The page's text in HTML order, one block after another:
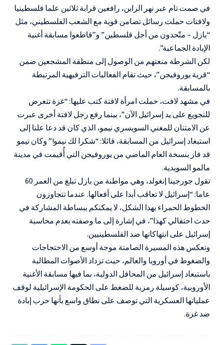
في صمت تام عبر نهر الراين، رافعين قرابة ثلاثين علما فلسطينيا
ولافتات حملت رسائل تضامن قوية مع الشعب الفلسطيني، مثل
“بازل – متّحدون من أجل فلسطين” و”قاطعوا مسابقة أغنية
الإبادة الجماعية”.
لكن الشرطة منعتهم من الوصول إلى منطقة المشجعين ضمن
“قرية يوروفيجن”، حيث تقام الفعاليات الترفيهية المرتبطة
بالمسابقة.
في مشهد لافت، حملت امرأة لافتة كتب عليها: “غزة تتعرض
للتجويع على يد إسرائيل الآن”، بينما رفع رجل لافتة أخرى عبرت
عن الامتنان للمغني السويسري نيمو، الذي كان قد دعا علنا إلى
استبعاد إسرائيل من المسابقة، قائلا: “شكرا لك نيمو!” وكان نيمو
قد فاز بنسخة العام الماضي من يوروفيجن التي أُقيمت في مدينة
مالمو السويدية.
تقول جورجينا إنغولد، وهي مواطنة من بازل تبلغ من العمر 60
عاما: “إسرائيل لا تعاقب أبدا على أفعالها. عندما تتجاوزون
الخطوط الحمراء بهذا الشكل، لا يمكنكم ببساطة المشاركة في
حدث احتفالي كهذا”، في إشارة إلى ما وصفته بعدم محاسبة
إسرائيل على انتهاكاتها ضد الفلسطينيين.
وتعكس هذه المسيرة الصامتة موجة أوسع من الاحتجاجات
والضغوط في أوروبا والعالم، حيث تزداد الأصوات المطالبة
باستبعاد إسرائيل من المحافل الدولية، بما فيها مسابقة الأغنية
الأوروبية، كوسيلة رمزية للضغط على الحكومة الإسرائيلية لوقف
عملياتها العسكرية التي توصف على نطاق واسع بأنها حرب إبادة
ضد غزة.